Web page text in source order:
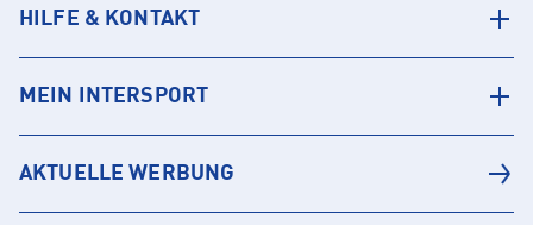
HILFE & KONTAKT
MEIN INTERSPORT
AKTUELLE WERBUNG